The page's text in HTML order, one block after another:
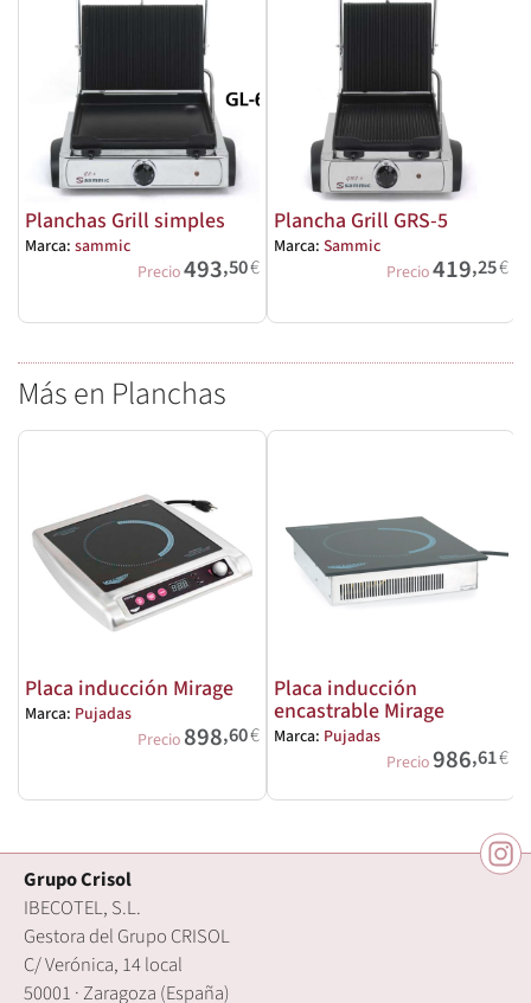
Planchas Grill simples
Marca: sammic
Precio493,50€
Plancha Grill GRS-5
Marca: Sammic
Precio419,25€
Más en Planchas
Placa inducción Mirage
Marca: Pujadas
Precio 898,60€
Placa inducción
encastrable Mirage
Marca: Pujadas
Precio986,61€
Grupo Crisol
IBECOTEL, S.L.
Gestora del Grupo CRISOL
C/ Verónica, 14 local
50001 · Zaragoza (España)